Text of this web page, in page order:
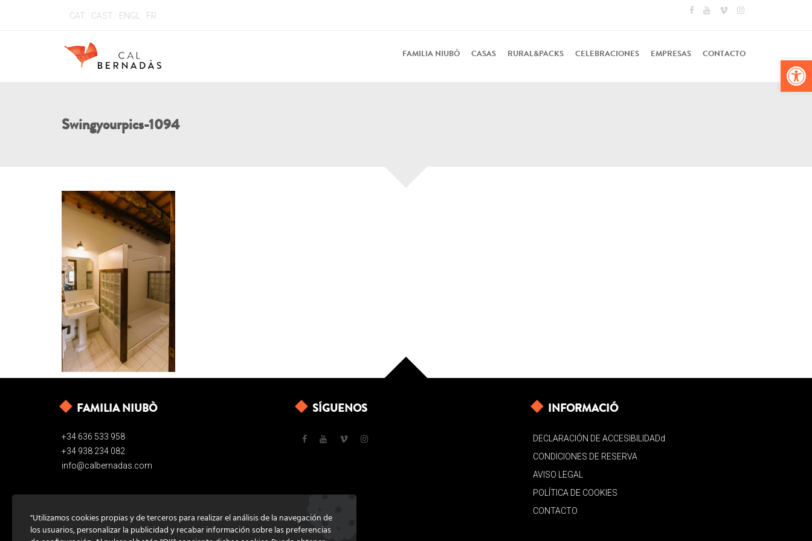
CAT CAST ENGL FR
FAMILIA NIUBÒ CASAS RURAL&PACKS CELEBRACIONES EMPRESAS CONTACTO
Swingyourpics-1094
FAMILIA NIUBÒ
+34 636 533 958
+34 938 234 082
info@calbernadas.com
SÍGUENOS INFORMACIÓ
DECLARACIÓN DE ACCESIBILIDADd
CONDICIONES DE RESERVA
AVISO LEGAL
POLÍTICA DE COOKIES
CONTACTO
"Utilizamos cookies propias y de terceros para realizar el análisis de la navegación de
los usuarios, personalizar la publicidad y recabar información sobre las preferencias